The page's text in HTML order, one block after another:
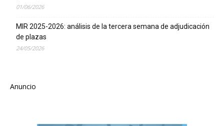
01/06/2026
MIR 2025-2026: análisis de la tercera semana de adjudicación
de plazas
24/05/2026
Anuncio